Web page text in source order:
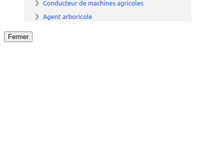
Fermer